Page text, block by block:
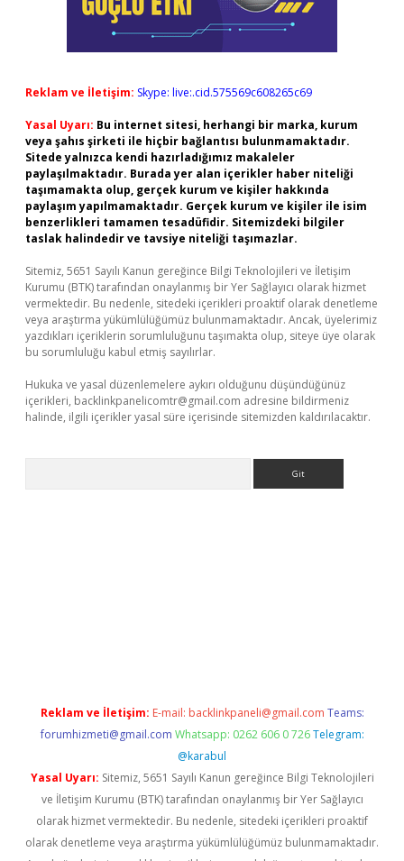
Reklam ve İletişim: Skype: live:.cid.575569c608265c69
Yasal Uyarı: Bu internet sitesi, herhangi bir marka, kurum
veya şahıs şirketi ile hiçbir bağlantısı bulunmamaktadır.
Sitede yalnızca kendi hazırladığımız makaleler
paylaşılmaktadır. Burada yer alan içerikler haber niteliği
taşımamakta olup, gerçek kurum ve kişiler hakkında
paylaşım yapılmamaktadır. Gerçek kurum ve kişiler ile isim
benzerlikleri tamamen tesadüfidir. Sitemizdeki bilgiler
taslak halindedir ve tavsiye niteliği taşımazlar.
Sitemiz, 5651 Sayılı Kanun gereğince Bilgi Teknolojileri ve İletişim
Kurumu (BTK) tarafından onaylanmış bir Yer Sağlayıcı olarak hizmet
vermektedir. Bu nedenle, sitedeki içerikleri proaktif olarak denetleme
veya araştırma yükümlülüğümüz bulunmamaktadır. Ancak, üyelerimiz
yazdıkları içeriklerin sorumluluğunu taşımakta olup, siteye üye olarak
bu sorumluluğu kabul etmiş sayılırlar.
Hukuka ve yasal düzenlemelere aykırı olduğunu düşündüğünüz
içerikleri, backlinkpanelicomtr@gmail.com adresine bildirmeniz
halinde, ilgili içerikler yasal süre içerisinde sitemizden kaldırılacaktır.
Reklam ve İletişim: E-mail: backlinkpaneli@gmail.com Teams:
forumhizmeti@gmail.com Whatsapp: 0262 606 0 726 Telegram:
@karabul
Yasal Uyarı: Sitemiz, 5651 Sayılı Kanun gereğince Bilgi Teknolojileri
ve İletişim Kurumu (BTK) tarafından onaylanmış bir Yer Sağlayıcı
olarak hizmet vermektedir. Bu nedenle, sitedeki içerikleri proaktif
olarak denetleme veya araştırma yükümlülüğümüz bulunmamaktadır.